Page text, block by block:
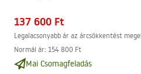
137 600 Ft
Legalacsonyabb ár az árcsökkentést
Normál ár: 154 800 Ft
Mai Csomagfeladás